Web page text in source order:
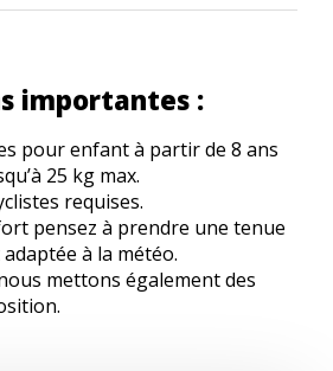
importantes :
pour enfant à partir de 8 ans
25 kg max.
requises.
pensez à prendre une tenue
à la météo.
mettons également des